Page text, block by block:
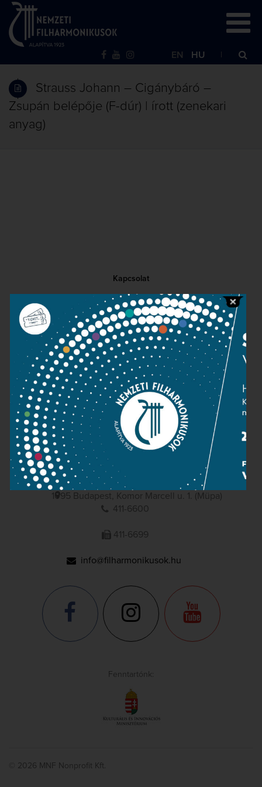
EN HU
Strauss Johann – Cigánybáró –
Zsupán belépője (F-dúr) | írott (zenekari
anyag)
Kapcsolat
Közérdekű adatok
Sajtószoba
Adatvédelem
Impresszum
NEMZETI
FILHARMONIKUSOK
1095 Budapest, Komor Marcell u. 1. (Müpa)
411-6600
411-6699
info@filharmonikusok.hu
Fenntartónk:
© 2026 MNF Nonprofit Kft.